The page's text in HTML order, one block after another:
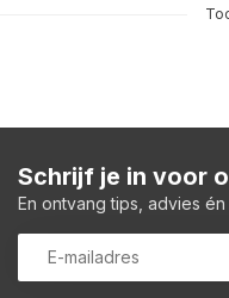
Schrijf je in voor
En ontvang tips, advies